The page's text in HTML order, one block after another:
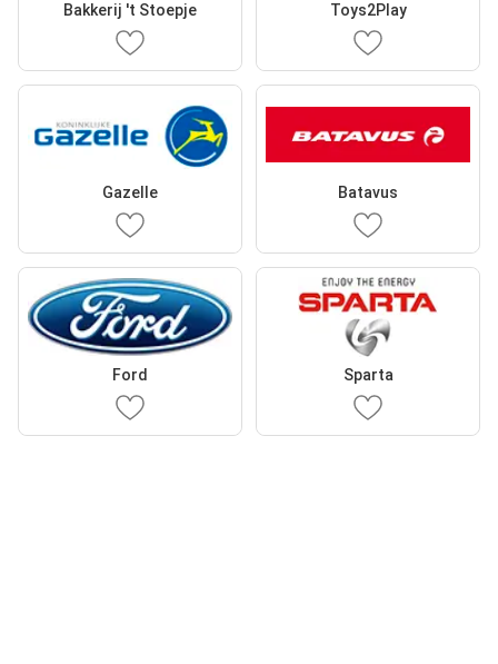
Bakkerij 't Stoepje Toys2Play
Gazelle Batavus
Ford Sparta